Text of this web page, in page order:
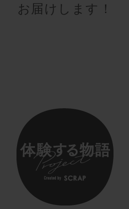
お届けします！